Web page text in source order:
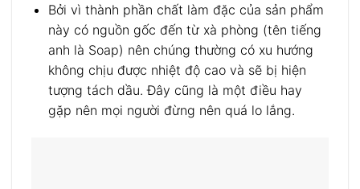
Bởi vì thành phần chất làm đặc của sản phẩm
này có nguồn gốc đến từ xà phòng (tên tiếng
anh là Soap) nên chúng thường có xu hướng
không chịu được nhiệt độ cao và sẽ bị hiện
tượng tách dầu. Đây cũng là một điều hay
gặp nên mọi người đừng nên quá lo lắng.